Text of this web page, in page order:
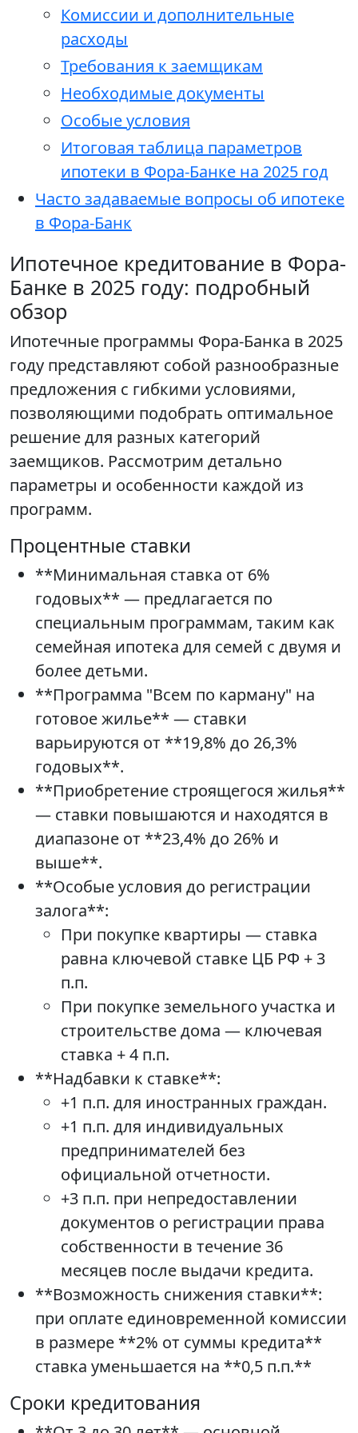
Комиссии и дополнительные
расходы
Требования к заемщикам
Необходимые документы
Особые условия
Итоговая таблица параметров
ипотеки в Фора-Банке на 2025 год
Часто задаваемые вопросы об ипотеке
в Фора-Банк
Ипотечное кредитование в Фора-
Банке в 2025 году: подробный
обзор
Ипотечные программы Фора-Банка в 2025
году представляют собой разнообразные
предложения с гибкими условиями,
позволяющими подобрать оптимальное
решение для разных категорий
заемщиков. Рассмотрим детально
параметры и особенности каждой из
программ.
Процентные ставки
**Минимальная ставка от 6%
годовых** — предлагается по
специальным программам, таким как
семейная ипотека для семей с двумя и
более детьми.
**Программа "Всем по карману" на
готовое жилье** — ставки
варьируются от **19,8% до 26,3%
годовых**.
**Приобретение строящегося жилья**
— ставки повышаются и находятся в
диапазоне от **23,4% до 26% и
выше**.
**Особые условия до регистрации
залога**:
При покупке квартиры — ставка
равна ключевой ставке ЦБ РФ + 3
п.п.
При покупке земельного участка и
строительстве дома — ключевая
ставка + 4 п.п.
**Надбавки к ставке**:
+1 п.п. для иностранных граждан.
+1 п.п. для индивидуальных
предпринимателей без
официальной отчетности.
+3 п.п. при непредоставлении
документов о регистрации права
собственности в течение 36
месяцев после выдачи кредита.
**Возможность снижения ставки**:
при оплате единовременной комиссии
в размере **2% от суммы кредита**
ставка уменьшается на **0,5 п.п.**
Сроки кредитования